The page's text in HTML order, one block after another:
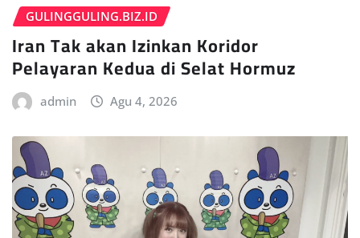
GULINGGULING.BIZ.ID
Iran Tak akan Izinkan Koridor
Pelayaran Kedua di Selat Hormuz
admin Agu 4, 2026